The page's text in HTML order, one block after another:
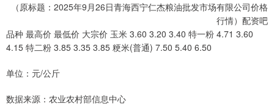
（原标题：2025年9月26日青海西宁仁杰粮油批发市场有限公司价格
行情）配资吧
品种 最高价 最低价 大宗价 玉米 3.60 3.20 3.40 特一粉 4.71 3.60
4.15 特二粉 3.85 3.35 3.85 粳米(普通) 7.50 5.40 6.50
单位：元/公斤
数据来源：农业农村部信息中心